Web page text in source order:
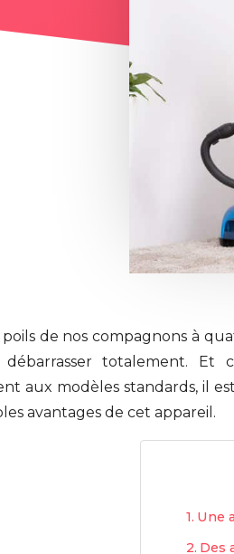
poils de nos compagnons à
débarrasser totalement. Et
aux modèles standards, il
avantages de cet appareil.
Une
Des